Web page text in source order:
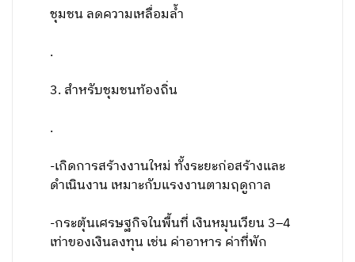
ชุมชน ลดความเหลื่อมล้ำ
.
3. สำหรับชุมชนท้องถิ่น
.
-เกิดการสร้างงานใหม่ ทั้งระยะก่อสร้างและ
ดำเนินงาน เหมาะกับแรงงานตามฤดูกาล
-กระตุ้นเศรษฐกิจในพื้นที่ เงินหมุนเวียน 3–4
เท่าของเงินลงทุน เช่น ค่าอาหาร ค่าที่พัก